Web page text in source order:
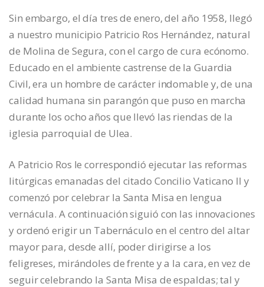
Sin embargo, el día tres de enero, del año 1958, llegó
a nuestro municipio Patricio Ros Hernández, natural
de Molina de Segura, con el cargo de cura ecónomo.
Educado en el ambiente castrense de la Guardia
Civil, era un hombre de carácter indomable y, de una
calidad humana sin parangón que puso en marcha
durante los ocho años que llevó las riendas de la
iglesia parroquial de Ulea.
A Patricio Ros le correspondió ejecutar las reformas
litúrgicas emanadas del citado Concilio Vaticano II y
comenzó por celebrar la Santa Misa en lengua
vernácula. A continuación siguió con las innovaciones
y ordenó erigir un Tabernáculo en el centro del altar
mayor para, desde allí, poder dirigirse a los
feligreses, mirándoles de frente y a la cara, en vez de
seguir celebrando la Santa Misa de espaldas; tal y